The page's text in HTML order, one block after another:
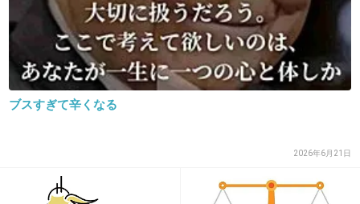
わ。
+79
18. 匿名2014/01/05(日) 11:23:30
+29
ブスすぎて辛くなる
2026年6月21日